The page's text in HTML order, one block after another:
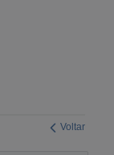
Voltar